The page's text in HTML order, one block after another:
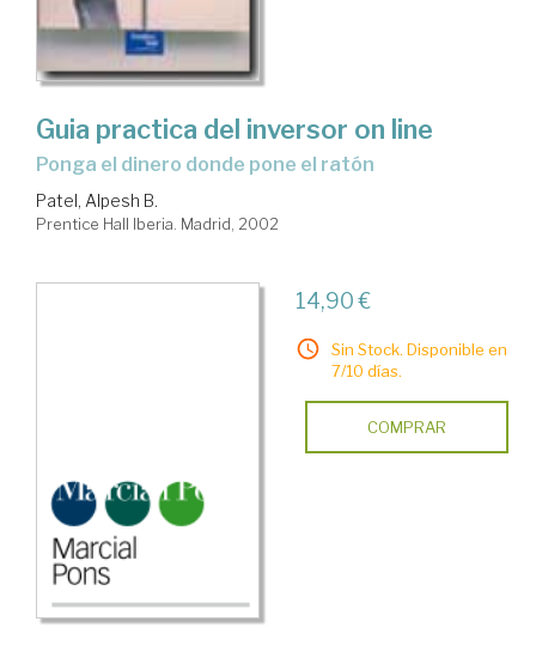
Guia practica del inversor on line
Ponga el dinero donde pone el ratón
Patel, Alpesh B.
Prentice Hall Iberia. Madrid, 2002
14,90 €
Sin Stock. Disponible en
7/10 días.
COMPRAR